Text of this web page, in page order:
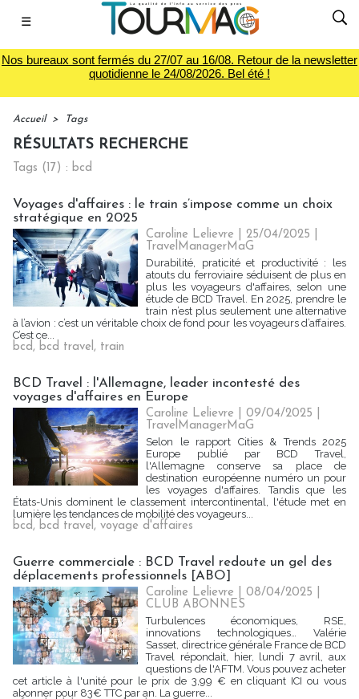
☰
Nos bureaux sont fermés du 27/07 au 16/08. Retour de la newsletter
quotidienne le 24/08/2026. Bel été !
Accueil > Tags
RÉSULTATS RECHERCHE
Tags (17) : bcd
Voyages d'affaires : le train s’impose comme un choix
stratégique en 2025
Caroline Lelievre | 25/04/2025
TravelManagerMaG
Durabilité, praticité et productivité : les
atouts du ferroviaire séduisent de plus en
plus les voyageurs d'affaires, selon une
étude de BCD Travel. En 2025, prendre le
train n’est plus seulement une alternative
à l’avion : c’est un véritable choix de fond pour les voyageurs d’affaires.
C’est ce...
bcd, bcd travel, train
BCD Travel : l'Allemagne, leader incontesté des
voyages d'affaires en Europe
Caroline Lelievre | 09/04/2025
TravelManagerMaG
Selon le rapport Cities & Trends 2025
Europe publié par BCD Travel,
l'Allemagne conserve sa place de
destination européenne numéro un pour
les voyages d'affaires. Tandis que les
États-Unis dominent le classement intercontinental, l'étude met en
lumière les tendances de mobilité des voyageurs...
bcd, bcd travel, voyage d'affaires
Guerre commerciale : BCD Travel redoute un gel des
déplacements professionnels [ABO]
Caroline Lelievre | 08/04/2025
CLUB ABONNES
Turbulences économiques, RSE,
innovations technologiques… Valérie
Sasset, directrice générale France de BCD
Travel répondait, hier, lundi 7 avril, aux
questions de l'AFTM. Vous pouvez acheter
cet article à l'unité pour le prix de 3,99 € en cliquant ICI ou vous
abonner pour 83€ TTC par an. La guerre...